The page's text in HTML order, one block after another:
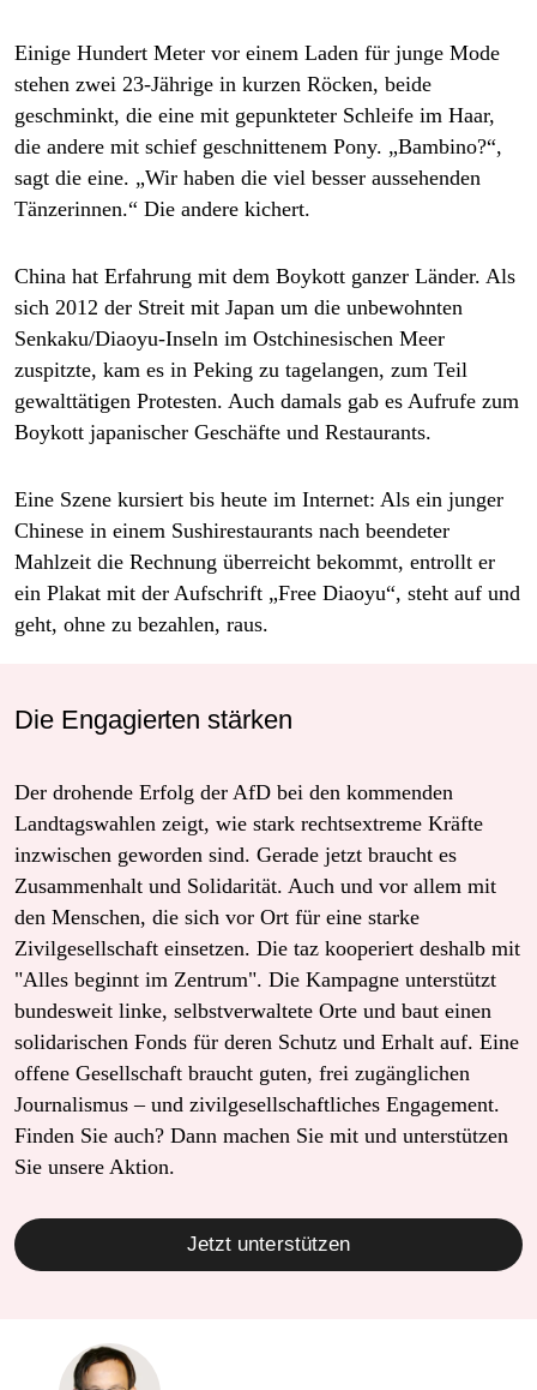
Einige Hundert Meter vor einem Laden für junge Mode
stehen zwei 23-Jährige in kurzen Röcken, beide
geschminkt, die eine mit gepunkteter Schleife im Haar,
die andere mit schief geschnittenem Pony. „Bambino?“,
sagt die eine. „Wir haben die viel besser aussehenden
Tänzerinnen.“ Die andere kichert.
China hat Erfahrung mit dem Boykott ganzer Länder. Als
sich 2012 der Streit mit Japan um die unbewohnten
Senkaku/Diaoyu-Inseln im Ostchinesischen Meer
zuspitzte, kam es in Peking zu tagelangen, zum Teil
gewalttätigen Protesten. Auch damals gab es Aufrufe zum
Boykott japanischer Geschäfte und Restaurants.
Eine Szene kursiert bis heute im Internet: Als ein junger
Chinese in einem Sushirestaurants nach beendeter
Mahlzeit die Rechnung überreicht bekommt, entrollt er
ein Plakat mit der Aufschrift „Free Diaoyu“, steht auf und
geht, ohne zu bezahlen, raus.
Die Engagierten stärken
Der drohende Erfolg der AfD bei den kommenden
Landtagswahlen zeigt, wie stark rechtsextreme Kräfte
inzwischen geworden sind. Gerade jetzt braucht es
Zusammenhalt und Solidarität. Auch und vor allem mit
den Menschen, die sich vor Ort für eine starke
Zivilgesellschaft einsetzen. Die taz kooperiert deshalb mit
"Alles beginnt im Zentrum". Die Kampagne unterstützt
bundesweit linke, selbstverwaltete Orte und baut einen
solidarischen Fonds für deren Schutz und Erhalt auf. Eine
offene Gesellschaft braucht guten, frei zugänglichen
Journalismus – und zivilgesellschaftliches Engagement.
Finden Sie auch? Dann machen Sie mit und unterstützen
Sie unsere Aktion.
Jetzt unterstützen